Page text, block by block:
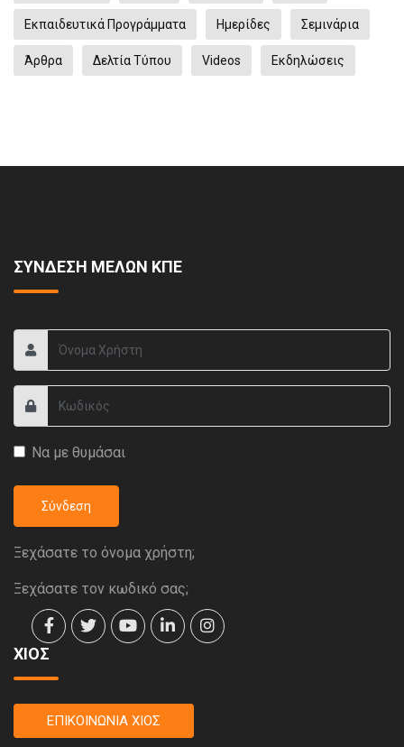
Εκπαιδευτικά Προγράμματα Ημερίδες Σεμινάρια
Άρθρα Δελτία Τύπου Videos Eκδηλώσεις
ΣΥΝΔΕΣΗ ΜΕΛΩΝ ΚΠΕ
Να με θυμάσαι
Σύνδεση
Ξεχάσατε το όνομα χρήστη;
Ξεχάσατε τον κωδικό σας;
ΧΙΟΣ
ΕΠΙΚΟΙΝΩΝΙΑ ΧΙΟΣ